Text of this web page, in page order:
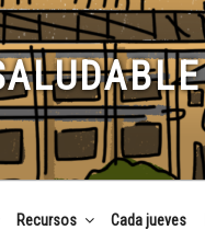
Recursos Cada jueves